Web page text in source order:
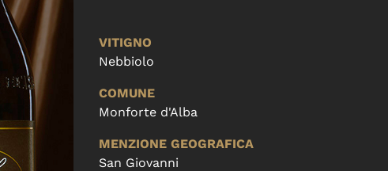
VITIGNO
Nebbiolo
COMUNE
Monforte d'Alba
MENZIONE GEOGRAFICA
San Giovanni